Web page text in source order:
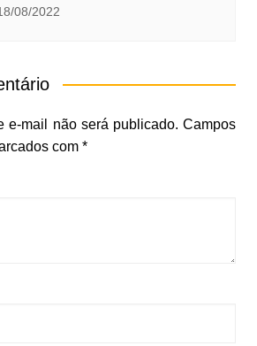
08/2022
e-mail não será publicado. Campos
com *